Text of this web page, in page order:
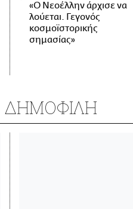
«Ο Νεοέλλην άρχισε να
λούεται. Γεγονός
κοσμοϊστορικής
σημασίας»
ΔΗΜΟΦΙΛΗ